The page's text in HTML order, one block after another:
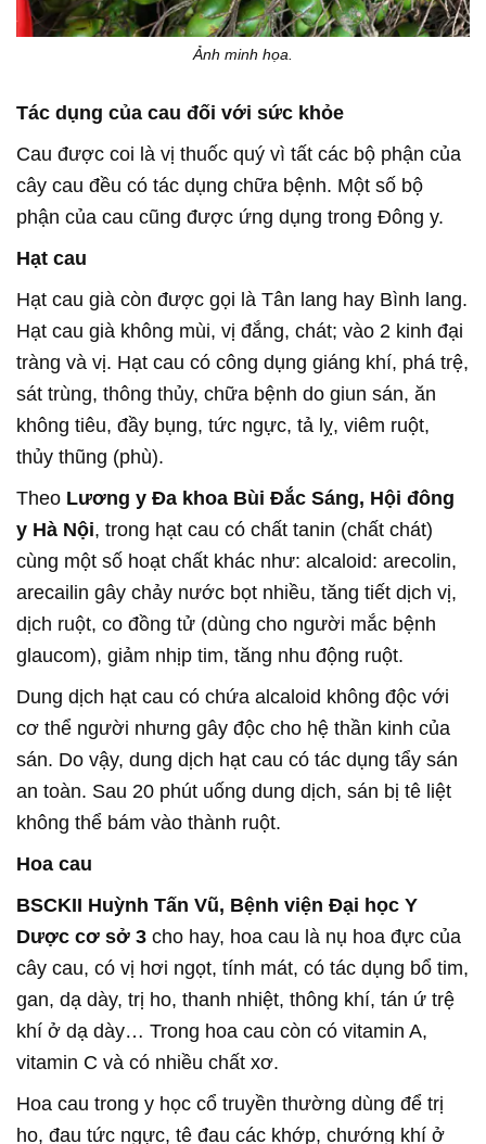
Ảnh minh họa.
Tác dụng của cau đối với sức khỏe
Cau được coi là vị thuốc quý vì tất các bộ phận của
cây cau đều có tác dụng chữa bệnh. Một số bộ
phận của cau cũng được ứng dụng trong Đông y.
Hạt cau
Hạt cau già còn được gọi là Tân lang hay Bình lang.
Hạt cau già không mùi, vị đắng, chát; vào 2 kinh đại
tràng và vị. Hạt cau có công dụng giáng khí, phá trệ,
sát trùng, thông thủy, chữa bệnh do giun sán, ăn
không tiêu, đầy bụng, tức ngực, tả lỵ, viêm ruột,
thủy thũng (phù).
Theo Lương y Đa khoa Bùi Đắc Sáng, Hội đông
y Hà Nội, trong hạt cau có chất tanin (chất chát)
cùng một số hoạt chất khác như: alcaloid: arecolin,
arecailin gây chảy nước bọt nhiều, tăng tiết dịch vị,
dịch ruột, co đồng tử (dùng cho người mắc bệnh
glaucom), giảm nhịp tim, tăng nhu động ruột.
Dung dịch hạt cau có chứa alcaloid không độc với
cơ thể người nhưng gây độc cho hệ thần kinh của
sán. Do vậy, dung dịch hạt cau có tác dụng tẩy sán
an toàn. Sau 20 phút uống dung dịch, sán bị tê liệt
không thể bám vào thành ruột.
Hoa cau
BSCKII Huỳnh Tấn Vũ, Bệnh viện Đại học Y
Dược cơ sở 3 cho hay, hoa cau là nụ hoa đực của
cây cau, có vị hơi ngọt, tính mát, có tác dụng bổ tim,
gan, dạ dày, trị ho, thanh nhiệt, thông khí, tán ứ trệ
khí ở dạ dày… Trong hoa cau còn có vitamin A,
vitamin C và có nhiều chất xơ.
Hoa cau trong y học cổ truyền thường dùng để trị
ho, đau tức ngực, tê đau các khớp, chướng khí ở